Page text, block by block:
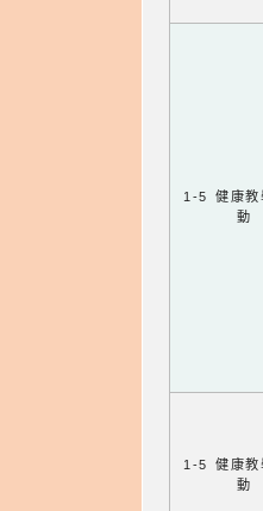
1-5 健康教
動
1-5 健康教
動